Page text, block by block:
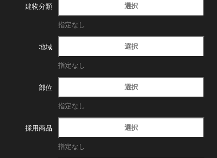
建物分類 選択
指定なし
地域 選択
指定なし
部位 選択
指定なし
採用商品 選択
指定なし